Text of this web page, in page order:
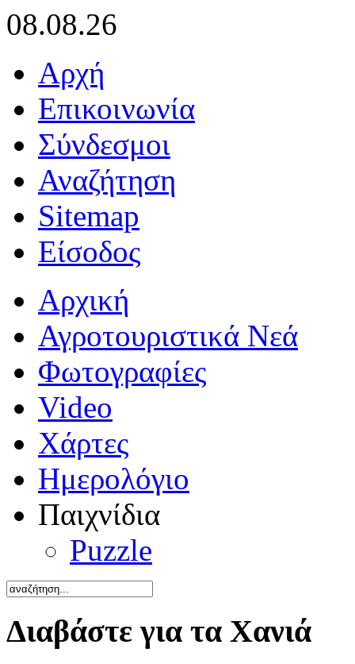
08.08.26
Αρχή
Επικοινωνία
Σύνδεσμοι
Αναζήτηση
Sitemap
Είσοδος
Αρχική
Αγροτουριστικά Νεά
Φωτογραφίες
Video
Χάρτες
Ημερολόγιο
Παιχνίδια
Puzzle
Διαβάστε για τα Χανιά